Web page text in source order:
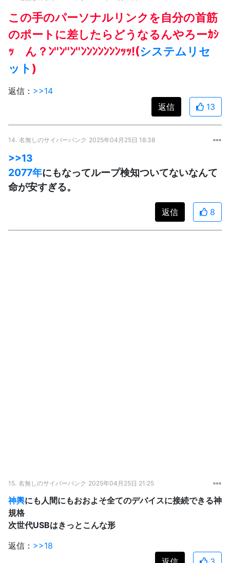
この手のパーソナルリンクを自分の首筋
のポートに差したらどうなるんやろーｶｼ
ｯ ん？ﾝ''ﾝ''ﾝ''ﾝﾝﾝﾝﾝﾝﾝｯｯ!(システムリセ
ット)
返信： >>14
返信
13
14. 名無しのサイバーパンク 2025年04月25日 18:38
>>13
2077年にもなってループ検知ついてないなんて
命が安すぎる。
返信 8
15. 名無しのサイバーパンク 2025年04月25日 21:25
神輿にも人間にもおおよそ全てのデバイスに接続できる神
規格
次世代USBはきっとこんな形
返信： >>18